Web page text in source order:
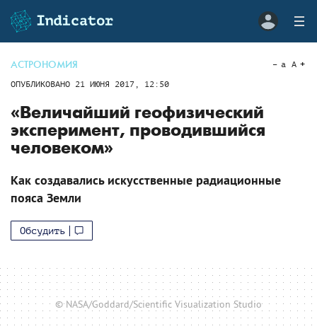
АСТРОНОМИЯ
ОПУБЛИКОВАНО 21 ИЮНЯ 2017, 12:50
a A
«Величайший геофизический
эксперимент, проводившийся
человеком»
Как создавались искусственные радиационные
пояса Земли
Обсудить
© NASA/Goddard/Scientific Visualization Studio